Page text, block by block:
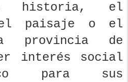
historia, el
el paisaje o el
de
interés social
para sus